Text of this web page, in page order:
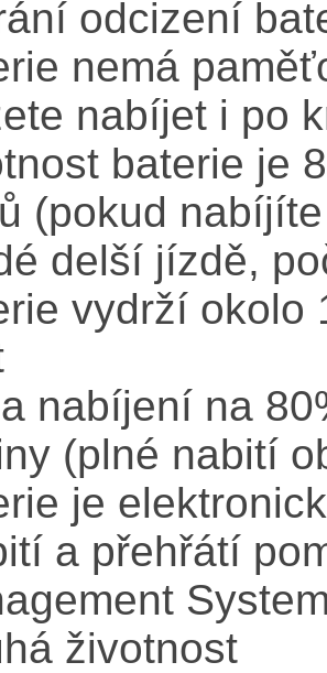
odcizení
nemá
nabíjet i po
baterie je
(pokud
delší jízdě,
vydrží okolo
nabíjení na
(plné nabití
je
a přehřátí
životnost